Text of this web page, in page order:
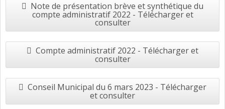
Note de présentation brève et synthétique du
compte administratif 2022 - Télécharger et
consulter
Compte administratif 2022 - Télécharger et
consulter
Conseil Municipal du 6 mars 2023 - Télécharger
et consulter